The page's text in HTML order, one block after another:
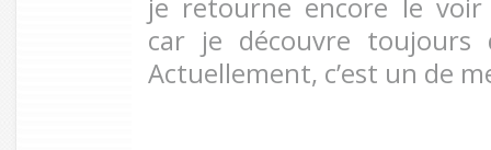
je retourne encore le voir
car je découvre toujours
Actuellement, c’est un de